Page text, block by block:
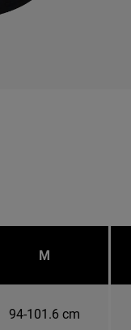
M
94-101.6 cm